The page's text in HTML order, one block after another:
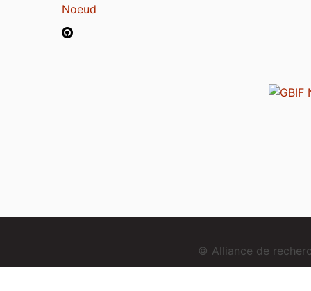
Noeud
© Alliance de